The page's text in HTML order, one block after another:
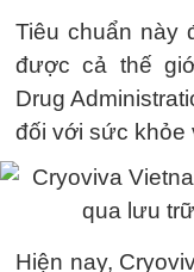
Tiêu chuẩn này
được cả thế
Drug
đối với sức khỏe
Hiện nay,